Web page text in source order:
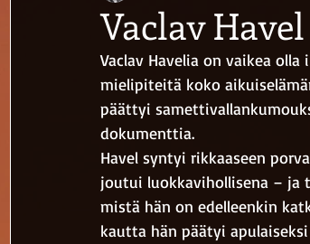
Vaclav
Vaclav Havelia on vaikea
mielipiteitä koko
päättyi
dokumenttia.
Havel syntyi rikkaaseen
joutui luokkavihollisena – ja
mistä hän on edelleenkin
kautta hän päätyi